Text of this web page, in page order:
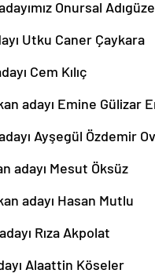
Onursal
Utku Caner Çaykara
Cem Kılıç
adayı Emine Gülizar
Ayşegül Özdemir
adayı Mesut Öksüz
adayı Hasan Mutlu
Rıza Akpolat
Alaattin Köseler